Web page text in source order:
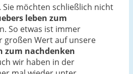
Sie möchten schließlich nicht
leben zum
So etwas ist immer
großen Wert auf unsere
zum nachdenken
wir haben in der